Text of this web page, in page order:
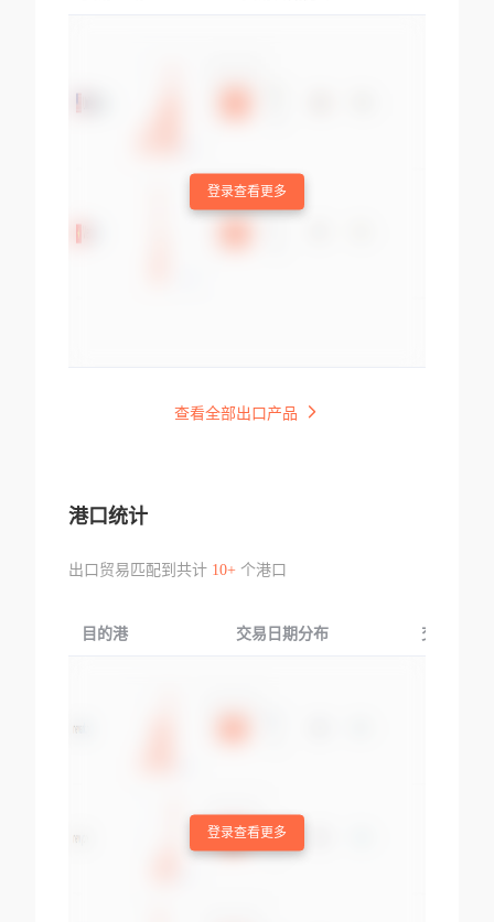
登录查看更多
查看全部出口产品
港口统计
出口贸易匹配到共计 10+个港口
目的港 交易日期分布 交易产品
登录查看更多